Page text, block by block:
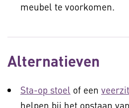
meubel te voorkomen.
Alternatieven
Sta-op stoel of een
helpen bij het opstaan